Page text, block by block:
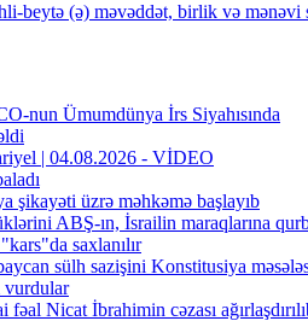
beytə (ə) məvəddət, birlik və mənəvi
nun Ümumdünya İrs Siyahısında
| 04.08.2026 - VİDEO
şikayəti üzrə məhkəmə başlayıb
ABŞ-ın, İsrailin maraqlarına
saxlanılır
sülh sazişini Konstitusiya
vurdular
Nicat İbrahimin cəzası